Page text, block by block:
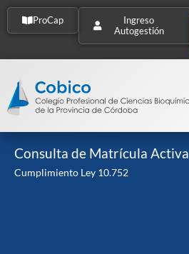
ProCap
Ingreso
Autogestión
Consulta de Matrícula Activa
Cumplimiento Ley 10.752